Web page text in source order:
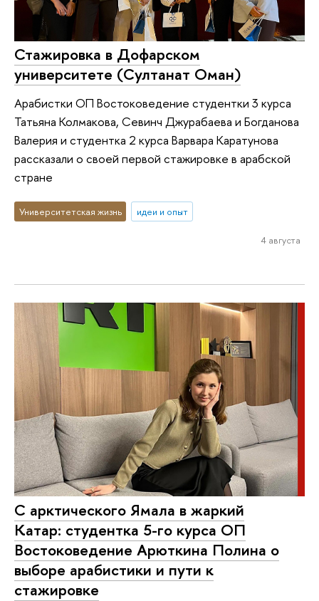
Стажировка в Дофарском
университете (Султанат Оман)
Арабистки ОП Востоковедение студентки 3 курса
Татьяна Колмакова, Севинч Джурабаева и Богданова
Валерия и студентка 2 курса Варвара Каратунова
рассказали о своей первой стажировке в арабской
стране
Университетская жизнь идеи и опыт
4 августа
С арктического Ямала в жаркий
Катар: студентка 5-го курса ОП
Востоковедение Арюткина Полина о
выборе арабистики и пути к
стажировке